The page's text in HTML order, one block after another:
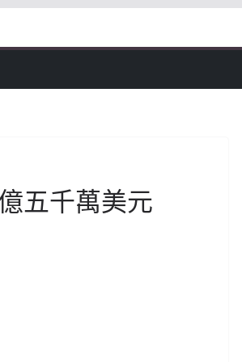
五千萬美元